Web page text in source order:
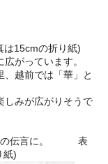
は15cmの折り紙)
がっています。
、越前では「華」と
しみが広がりそうで
どの伝言に。 表
紙)